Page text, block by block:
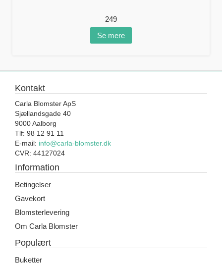
249
Se mere
Kontakt
Carla Blomster ApS
Sjællandsgade 40
9000 Aalborg
Tlf: 98 12 91 11
E-mail: info@carla-blomster.dk
CVR: 44127024
Information
Betingelser
Gavekort
Blomsterlevering
Om Carla Blomster
Populært
Buketter